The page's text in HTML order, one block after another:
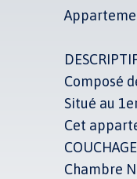
Composé
Situé au
Cet
Chambre